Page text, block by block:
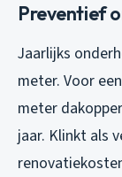
Preventief
Jaarlijks
meter. Voor
meter
jaar. Klinkt als